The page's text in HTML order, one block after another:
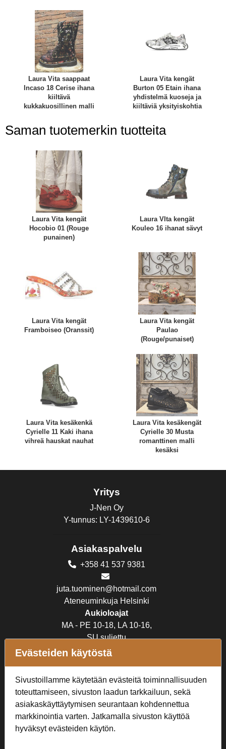
Laura Vita saappaat
Incaso 18 Cerise ihana
kiiltävä
kukkakuosillinen malli
Laura Vita kengät
Burton 05 Etain ihana
yhdistelmä kuoseja ja
kiiltäviä yksityiskohtia
Saman tuotemerkin tuotteita
Laura Vita kengät
Hocobio 01 (Rouge
punainen)
Laura VIta kengät
Kouleo 16 ihanat sävyt
Laura Vita kengät
Framboiseo (Oranssit)
Laura Vita kengät
Paulao
(Rouge/punaiset)
Laura Vita kesäkenkä
Cyrielle 11 Kaki ihana
vihreä hauskat nauhat
Laura Vita kesäkengät
Cyrielle 30 Musta
romanttinen malli
kesäksi
Yritys
J-Nen Oy
Y-tunnus: LY-1439610-6
Asiakaspalvelu
+358 41 537 9381
juta.tuominen@hotmail.com
Ateneuminkuja Helsinki
Aukioloajat
MA - PE 10-18, LA 10-16,
SU suljettu
Verkkokauppa
Tilaus- ja toimitusehdot
Rekisteriseloste
Seuraa Meitä
Evästeiden käytöstä
Sivustoillamme käytetään evästeitä toiminnallisuuden
toteuttamiseen, sivuston laadun tarkkailuun, sekä
asiakaskäyttäytymisen seurantaan kohdennettua
markkinointia varten. Jatkamalla sivuston käyttöä
hyväksyt evästeiden käytön.